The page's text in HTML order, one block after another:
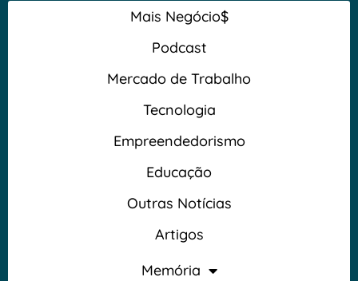
Mais Negócio$
Podcast
Mercado de Trabalho
Tecnologia
Empreendedorismo
Educação
Outras Notícias
Artigos
Memória